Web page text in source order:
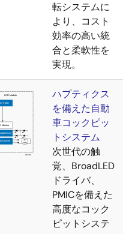
転システムに
より、コスト
効率の高い統
合と柔軟性を
実現。
ハプティクス
を備えた自動
車コックピッ
トシステム
次世代の触
覚、BroadLED
ドライバ、
PMICを備えた
高度なコック
ピットシステ